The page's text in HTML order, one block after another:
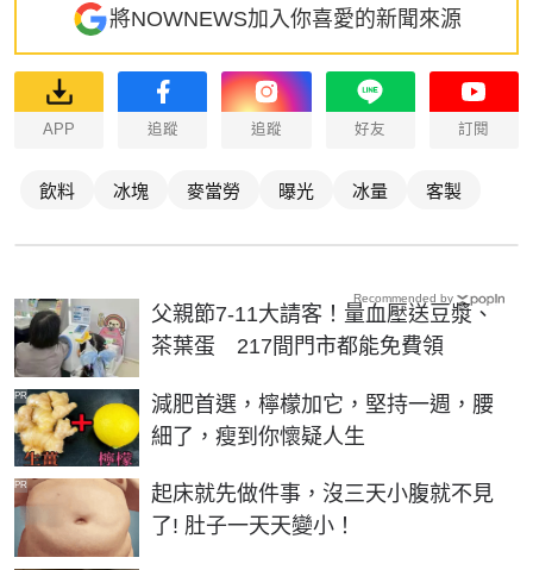
將NOWNEWS加入你喜愛的新聞來源
APP 追蹤 追蹤 好友 訂閱
飲料 冰塊 麥當勞 曝光 冰量 客製
父親節7-11大請客！量血壓送豆漿、
茶葉蛋 217間門市都能免費領
減肥首選，檸檬加它，堅持一週，腰
細了，瘦到你懷疑人生
PR
起床就先做件事，沒三天小腹就不見
了! 肚子一天天變小！
PR
Recommended by